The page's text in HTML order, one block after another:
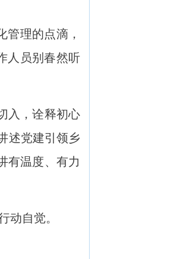
理的点滴，
人员别春然听
入，诠释初心
述党建引领乡
有温度、有力
自觉。